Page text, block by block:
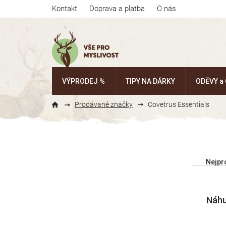
Kontakt Doprava a platba O nás
VÝPRODEJ % TIPY NA DÁRKY ODĚVY a
Prodávané značky Covetrus Essentials
a
e
ý